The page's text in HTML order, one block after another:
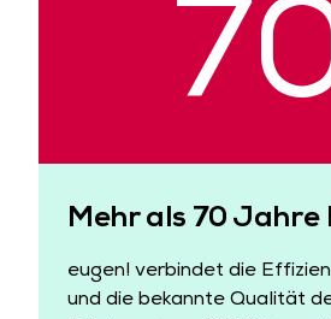
Mehr als 70
eugen! verbindet die
und die bekannte Qualität